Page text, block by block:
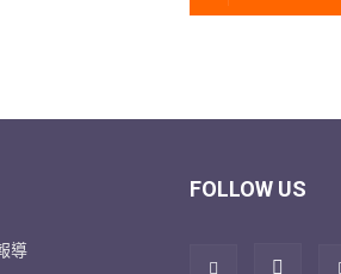
導
FOLLOW US